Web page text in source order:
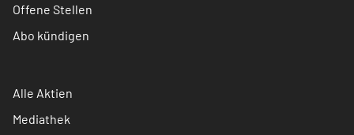
Offene Stellen
Abo kündigen
Alle Aktien
Mediathek